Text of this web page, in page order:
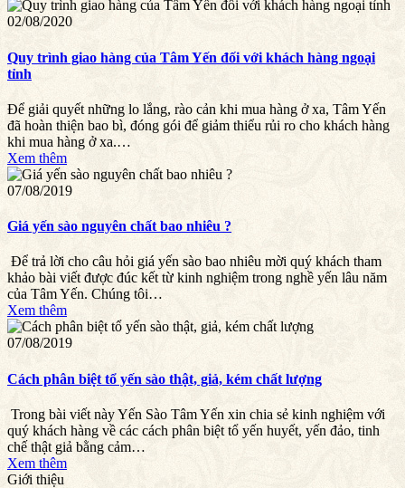
02/08/2020
Quy trình giao hàng của Tâm Yến đối với khách hàng ngoại
tỉnh
Để giải quyết những lo lắng, rào cản khi mua hàng ở xa, Tâm Yến
đã hoàn thiện bao bì, đóng gói để giảm thiểu rủi ro cho khách hàng
khi mua hàng ở xa.…
Xem thêm
07/08/2019
Giá yến sào nguyên chất bao nhiêu ?
Để trả lời cho câu hỏi giá yến sào bao nhiêu mời quý khách tham
khảo bài viết được đúc kết từ kinh nghiệm trong nghề yến lâu năm
của Tâm Yến. Chúng tôi…
Xem thêm
07/08/2019
Cách phân biệt tổ yến sào thật, giả, kém chất lượng
Trong bài viết này Yến Sào Tâm Yến xin chia sẻ kinh nghiệm với
quý khách hàng về các cách phân biệt tổ yến huyết, yến đảo, tinh
chế thật giả bằng cảm…
Xem thêm
Giới thiệu